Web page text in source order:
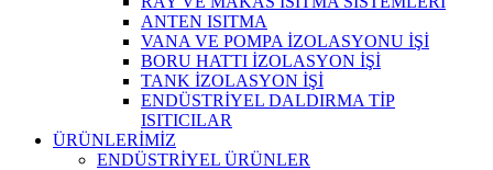
ANTEN ISITMA
VANA VE POMPA İZOLASYONU İŞİ
BORU HATTI İZOLASYON İŞİ
TANK İZOLASYON İŞİ
ENDÜSTRİYEL DALDIRMA TİP
ISITICILAR
ÜRÜNLERİMİZ
ENDÜSTRİYEL ÜRÜNLER